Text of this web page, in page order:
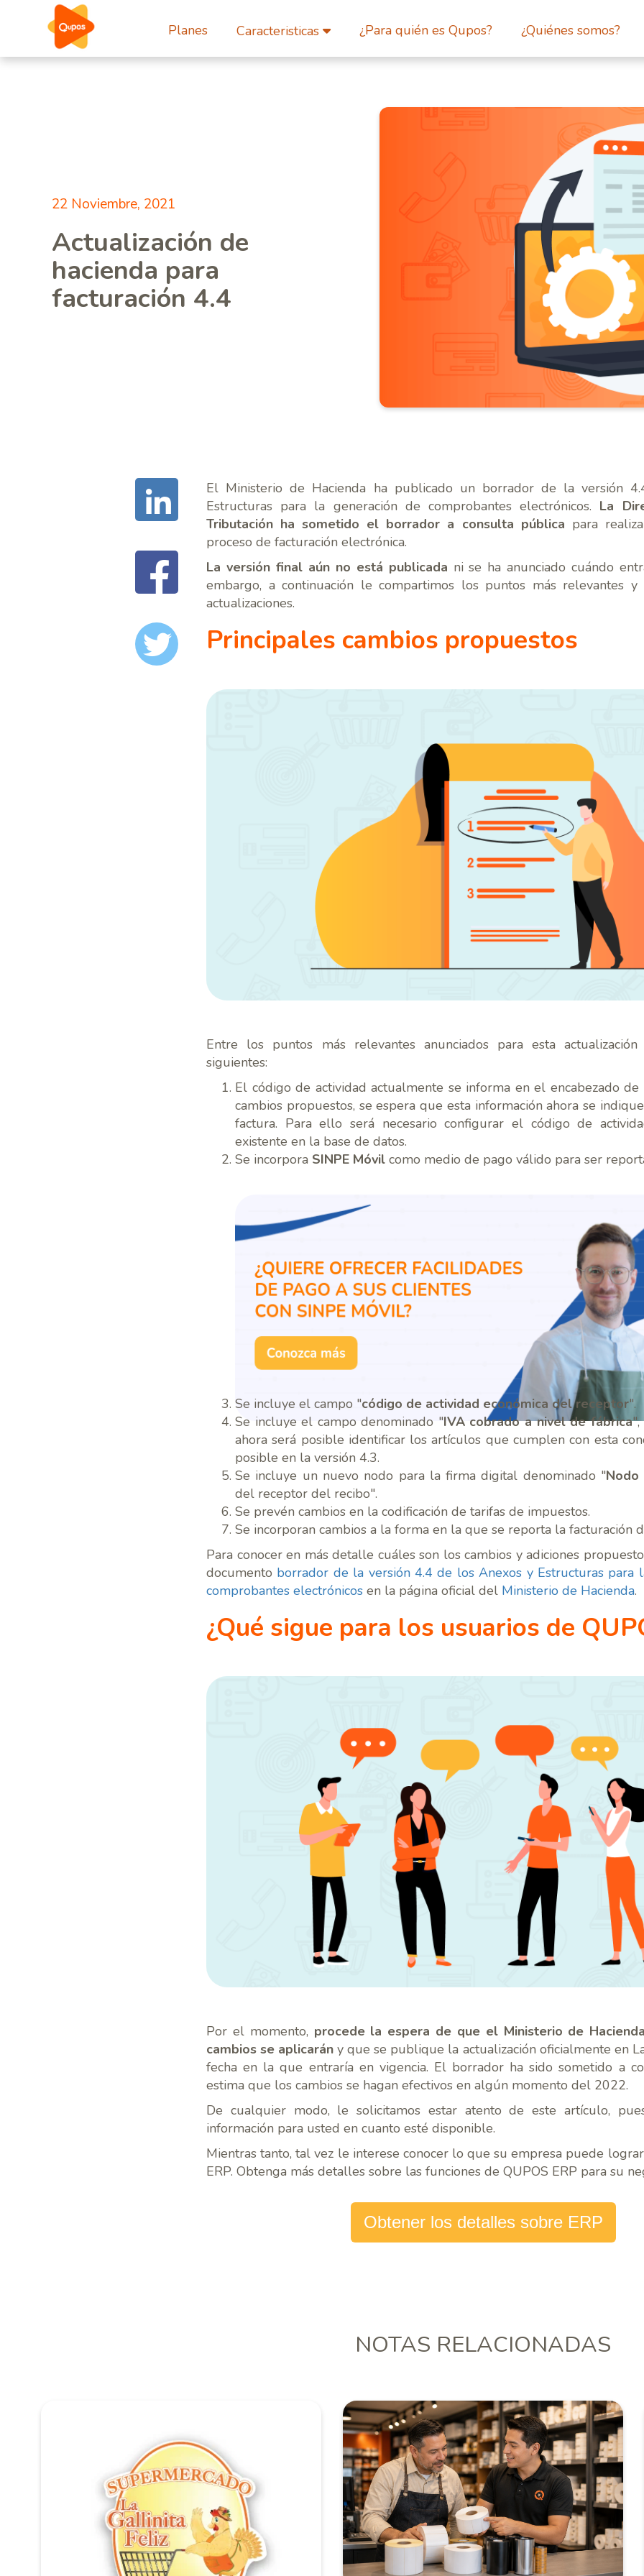
Planes Caracteristicas ¿Para quién es Qupos? ¿Quiénes somos?
22 Noviembre, 2021
Actualización de
hacienda para
facturación 4.4
El Ministerio de Hacienda ha publicado un borrador de la versión
Estructuras para la generación de comprobantes electrónicos. La
Tributación ha sometido el borrador a consulta pública para
proceso de facturación electrónica.
La versión final aún no está publicada ni se ha anunciado cuándo
embargo, a continuación le compartimos los puntos más relevantes
actualizaciones.
Principales cambios propuestos
Entre los puntos más relevantes anunciados para esta
siguientes:
El código de actividad actualmente se informa en el encabezado
cambios propuestos, se espera que esta información ahora se
factura. Para ello será necesario configurar el código de
existente en la base de datos.
Se incorpora SINPE Móvil como medio de pago válido para ser
Se incluye el campo "código de actividad económica del receptor".
Se incluye el campo denominado "IVA cobrado a nivel de fábrica
ahora será posible identificar los artículos que cumplen con esta
posible en la versión 4.3.
Se incluye un nuevo nodo para la firma digital denominado "Nodo
del receptor del recibo".
Se prevén cambios en la codificación de tarifas de impuestos.
Se incorporan cambios a la forma en la que se reporta la facturación
Para conocer en más detalle cuáles son los cambios y adiciones
documento borrador de la versión 4.4 de los Anexos y Estructuras para
comprobantes electrónicos en la página oficial del Ministerio de Hacienda.
¿Qué sigue para los usuarios de
Por el momento, procede la espera de que el Ministerio de
cambios se aplicarán y que se publique la actualización oficialmente en
fecha en la que entraría en vigencia. El borrador ha sido sometido a
estima que los cambios se hagan efectivos en algún momento del 2022.
De cualquier modo, le solicitamos estar atento de este artículo,
información para usted en cuanto esté disponible.
Mientras tanto, tal vez le interese conocer lo que su empresa puede
ERP. Obtenga más detalles sobre las funciones de QUPOS ERP para su
Obtener los detalles sobre ERP
NOTAS RELACIONADAS